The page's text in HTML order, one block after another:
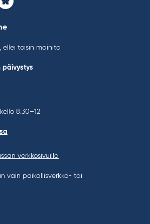
Bluesky
ellei toisin mainita
päivystys
8.30–12
verkkosivuilla
vain paikallisverkko- tai